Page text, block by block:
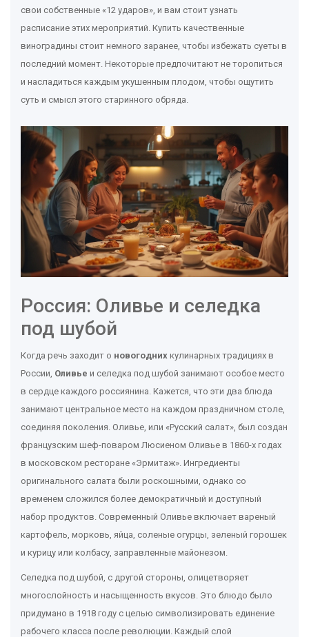
свои собственные «12 ударов», и вам стоит узнать
расписание этих мероприятий. Купить качественные
виноградины стоит немного заранее, чтобы избежать суеты в
последний момент. Некоторые предпочитают не торопиться
и насладиться каждым укушенным плодом, чтобы ощутить
суть и смысл этого старинного обряда.
Россия: Оливье и селедка
под шубой
Когда речь заходит о новогодних кулинарных традициях в
России, Оливье и селедка под шубой занимают особое место
в сердце каждого россиянина. Кажется, что эти два блюда
занимают центральное место на каждом праздничном столе,
соединяя поколения. Оливье, или «Русский салат», был создан
французским шеф-поваром Люсиеном Оливье в 1860-х годах
в московском ресторане «Эрмитаж». Ингредиенты
оригинального салата были роскошными, однако со
временем сложился более демократичный и доступный
набор продуктов. Современный Оливье включает вареный
картофель, морковь, яйца, соленые огурцы, зеленый горошек
и курицу или колбасу, заправленные майонезом.
Селедка под шубой, с другой стороны, олицетворяет
многослойность и насыщенность вкусов. Это блюдо было
придумано в 1918 году с целью символизировать единение
рабочего класса после революции. Каждый слой